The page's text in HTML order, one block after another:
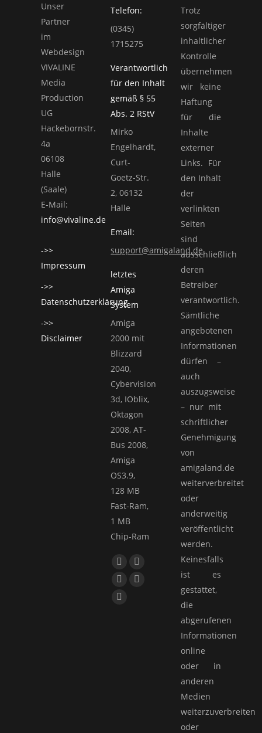
Unser
Partner
im
Webdesign
VIVALINE
Media
Production
UG
Hackebornstr.
4a
06108
Halle
(Saale)
E-Mail:
info@vivaline.de
->>
Impressum
->>
Datenschutzerklärung
->>
Disclaimer
Telefon:
(0345)
1715275
Verantwortlich
für den Inhalt
gemäß § 55
Abs. 2 RStV
Mirko
Engelhardt,
Curt-
Goetz-Str.
2, 06132
Halle
Email:
support@amigaland.de
letztes
Amiga
System
Amiga
2000 mit
Blizzard
2040,
Cybervision
3d, IOblix,
Oktagon
2008, AT-
Bus 2008,
Amiga
OS3.9,
128 MB
Fast-Ram,
1 MB
Chip-Ram
Finden Sie uns auf:
Facebook
page
opens
YouTube
page
E-
Mail
Website
Whatsapp
Trotz
sorgfältiger
inhaltlicher
Kontrolle
übernehmen
wir keine
Haftung
für die
Inhalte
externer
Links. Für
den Inhalt
der
verlinkten
Seiten
sind
ausschließlich
deren
Betreiber
verantwortlich.
Sämtliche
angebotenen
Informationen
dürfen –
auch
auszugsweise
– nur mit
schriftlicher
Genehmigung
von
amigaland.de
weiterverbreitet
oder
anderweitig
veröffentlicht
werden.
Keinesfalls
ist es
gestattet,
die
abgerufenen
Informationen
online
oder in
anderen
Medien
weiterzuverbreiten
oder